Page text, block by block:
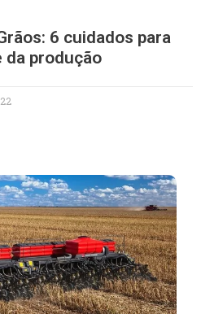
6 cuidados para
da produção